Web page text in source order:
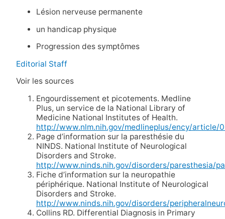
Lésion nerveuse permanente
un handicap physique
Progression des symptômes
Editorial Staff
Voir les sources
Engourdissement et picotements. Medline
Plus, un service de la National Library of
Medicine National Institutes of Health.
http://www.nlm.nih.gov/medlineplus/ency/article/
Page d’information sur la paresthésie du
NINDS. National Institute of Neurological
Disorders and Stroke.
http://www.ninds.nih.gov/disorders/paresthesia/
Fiche d’information sur la neuropathie
périphérique. National Institute of Neurological
Disorders and Stroke.
http://www.ninds.nih.gov/disorders/
Collins RD. Differential Diagnosis in Primary